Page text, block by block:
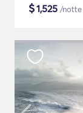
$1,525 /notte